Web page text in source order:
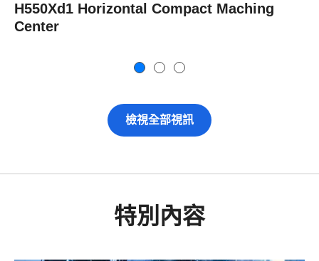
H550Xd1 Horizontal Compact Maching
Center
檢視全部視訊
特別內容